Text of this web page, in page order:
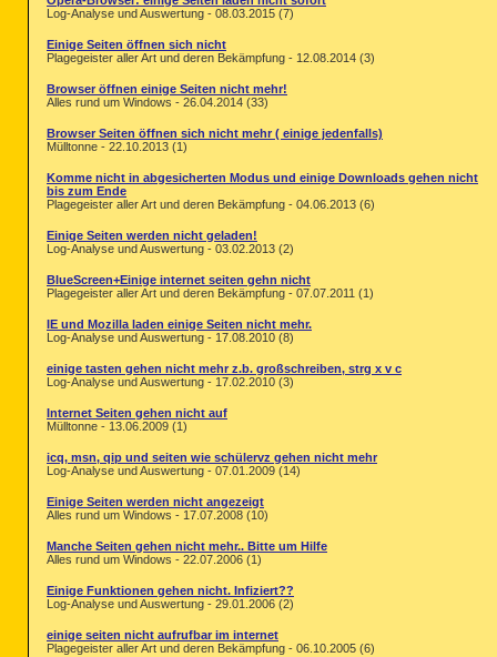
Log-Analyse und Auswertung - 08.03.2015 (7)
Einige Seiten öffnen sich nicht
Plagegeister aller Art und deren Bekämpfung - 12.08.2014 (3)
Browser öffnen einige Seiten nicht mehr!
Alles rund um Windows - 26.04.2014 (33)
Browser Seiten öffnen sich nicht mehr ( einige jedenfalls)
Mülltonne - 22.10.2013 (1)
Komme nicht in abgesicherten Modus und einige Downloads gehen nicht
bis zum Ende
Plagegeister aller Art und deren Bekämpfung - 04.06.2013 (6)
Einige Seiten werden nicht geladen!
Log-Analyse und Auswertung - 03.02.2013 (2)
BlueScreen+Einige internet seiten gehn nicht
Plagegeister aller Art und deren Bekämpfung - 07.07.2011 (1)
IE und Mozilla laden einige Seiten nicht mehr.
Log-Analyse und Auswertung - 17.08.2010 (8)
einige tasten gehen nicht mehr z.b. großschreiben, strg x v c
Log-Analyse und Auswertung - 17.02.2010 (3)
Internet Seiten gehen nicht auf
Mülltonne - 13.06.2009 (1)
icq, msn, qip und seiten wie schülervz gehen nicht mehr
Log-Analyse und Auswertung - 07.01.2009 (14)
Einige Seiten werden nicht angezeigt
Alles rund um Windows - 17.07.2008 (10)
Manche Seiten gehen nicht mehr.. Bitte um Hilfe
Alles rund um Windows - 22.07.2006 (1)
Einige Funktionen gehen nicht. Infiziert??
Log-Analyse und Auswertung - 29.01.2006 (2)
einige seiten nicht aufrufbar im internet
Plagegeister aller Art und deren Bekämpfung - 06.10.2005 (6)